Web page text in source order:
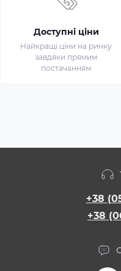
Доступні ціни
Найкращі ціни на ринку
завдяки прямим
постачанням
+38
+38